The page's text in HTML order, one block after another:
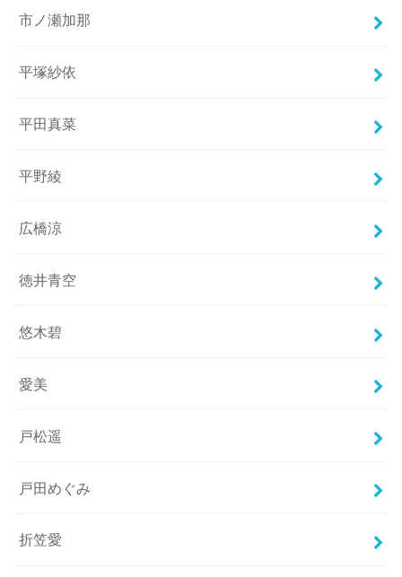
市ノ瀬加那
平塚紗依
平田真菜
平野綾
広橋涼
徳井青空
悠木碧
愛美
戸松遥
戸田めぐみ
折笠愛